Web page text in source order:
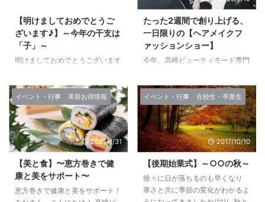
【明けましておめでとうご
ざいます♪】～今年の干支は
「子」～
明けましておめでとうございます
高崎ビューティモード専門学校を
どうぞよろしくお願い致します●
～* みなさんはお正月はどのよ
うに過ごされていましたか？ 私
は、おせち料理を頂き、初詣に行
き昨年1年の感謝と、 今年1年の
無事としあわせを祈願してきまし
た！ 2020年の今年は、日本にと
っても大きな節目となる、 東京
でオリンピックが開催されます！
たった2週間で創り上げる、
一日限りの【ヘアメイクフ
ァッションショー】
今年、高崎ビューティモード専門
に 「Unveil : the Hair make
code」としてスタートします。
"Unveil"には、「ベールを脱ぐ」
「新しい姿を披露する」という意
味があります。 学生たちが学ん
できた技術や感性、そして成長し
た姿を、多くの方に届けたいとい
う想いを込めて、新たな名前で皆
さまをお迎えします。 実は、制
作期間はたったの2週間 ショーを
イベント・行事 美容お得情報
2025/1/31
【美と食】〜恵方巻きで健
康と美をサポート〜
恵方巻きで健康と美をサポート！
イベント・行事 在校生・卒業生
2017/10/10
【後期始業式】～○○の秋～
徐々に日が落ちるのも早くなり
寒さと共に季節の変化がわかるよ